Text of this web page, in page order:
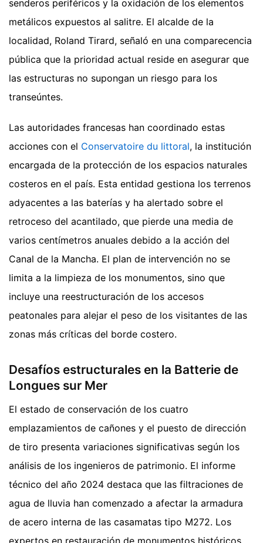
senderos periféricos y la oxidación de los elementos
metálicos expuestos al salitre. El alcalde de la
localidad, Roland Tirard, señaló en una comparecencia
pública que la prioridad actual reside en asegurar que
las estructuras no supongan un riesgo para los
transeúntes.
Las autoridades francesas han coordinado estas
acciones con el Conservatoire du littoral, la institución
encargada de la protección de los espacios naturales
costeros en el país. Esta entidad gestiona los terrenos
adyacentes a las baterías y ha alertado sobre el
retroceso del acantilado, que pierde una media de
varios centímetros anuales debido a la acción del
Canal de la Mancha. El plan de intervención no se
limita a la limpieza de los monumentos, sino que
incluye una reestructuración de los accesos
peatonales para alejar el peso de los visitantes de las
zonas más críticas del borde costero.
Desafíos estructurales en la Batterie de
Longues sur Mer
El estado de conservación de los cuatro
emplazamientos de cañones y el puesto de dirección
de tiro presenta variaciones significativas según los
análisis de los ingenieros de patrimonio. El informe
técnico del año 2024 destaca que las filtraciones de
agua de lluvia han comenzado a afectar la armadura
de acero interna de las casamatas tipo M272. Los
expertos en restauración de monumentos históricos